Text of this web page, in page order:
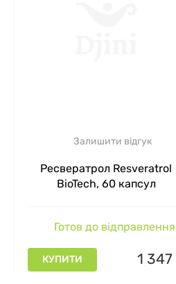
Залишити відгук
Ресвератрол Resveratrol
BioTech, 60 капсул
Готов до відправлення
КУПИТИ 1 347